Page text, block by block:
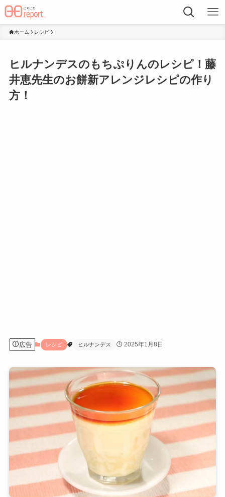
ホーム レシピ
ヒルナンデスのもちぷりんのレシピ！藤
井恵先生のお餅新アレンジレシピの作り
方！
広告 レシピ ヒルナンデス 2025年1月8日